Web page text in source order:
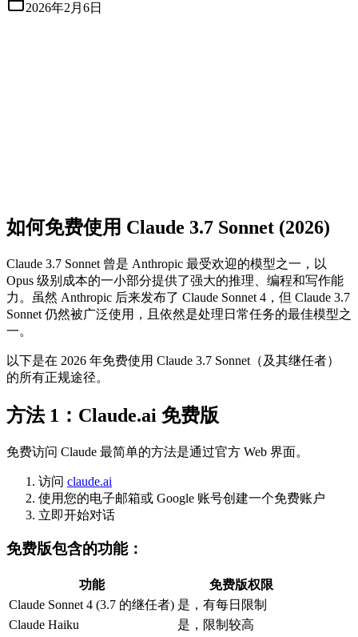
2026年2月6日
如何免费使用 Claude 3.7 Sonnet (2026)
Claude 3.7 Sonnet 曾是 Anthropic 最受欢迎的模型之一，以
Opus 级别成本的一小部分提供了强大的推理、编程和写作能
力。虽然 Anthropic 后来发布了 Claude Sonnet 4，但 Claude 3.7
Sonnet 仍然被广泛使用，且依然是处理日常任务的最佳模型之
一。
以下是在 2026 年免费使用 Claude 3.7 Sonnet（及其继任者）
的所有正规途径。
方法 1：Claude.ai 免费版
免费访问 Claude 最简单的方法是通过官方 Web 界面。
访问 claude.ai
使用您的电子邮箱或 Google 账号创建一个免费账户
立即开始对话
免费版包含的功能：
功能
免费版权限
Claude Sonnet 4 (3.7 的继任者) 是，有每日限制
Claude Haiku
是，限制较高